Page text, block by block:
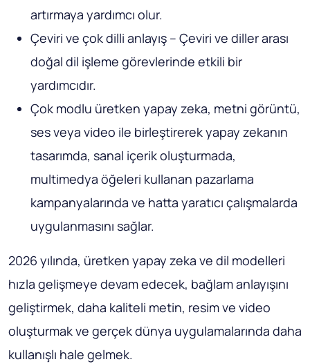
artırmaya yardımcı olur.
Çeviri ve çok dilli anlayış – Çeviri ve diller arası
doğal dil işleme görevlerinde etkili bir
yardımcıdır.
Çok modlu üretken yapay zeka, metni görüntü,
ses veya video ile birleştirerek yapay zekanın
tasarımda, sanal içerik oluşturmada,
multimedya öğeleri kullanan pazarlama
kampanyalarında ve hatta yaratıcı çalışmalarda
uygulanmasını sağlar.
2026 yılında, üretken yapay zeka ve dil modelleri
hızla gelişmeye devam edecek, bağlam anlayışını
geliştirmek, daha kaliteli metin, resim ve video
oluşturmak ve gerçek dünya uygulamalarında daha
kullanışlı hale gelmek.